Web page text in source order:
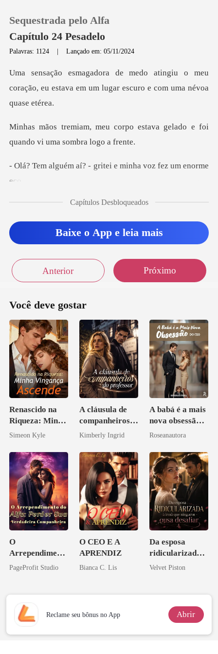
0
Loja
Histórico
Sequestrada pelo Alfa
Capítulo 24 Pesadelo
Palavras: 1124 |Lançado em: 05/11/2024
iu o meu
coração, eu estava em um lug
po estava gelado e foi
quand
? - gritei e minha v
i fundo, sentindo
novamente a
Capítulos Desbloqueados
Baixe o App e leia mais
Anterior Próximo
Você deve gostar
Renascido na
Riqueza: Minha
Vingança
Simeon Kyle
A cláusula de
companheiros
do professor
Kimberly Ingrid
A babá é a mais
nova obsessão
do CEO
Roseanautora
O
Arrependiment
o do Alfa:
Companheira
PageProfit Studio
O CEO E A
APRENDIZ
Bianca C. Lis
Da esposa
ridicularizada à
irmã que
Velvet Piston
Reclame seu bônus no App Abrir